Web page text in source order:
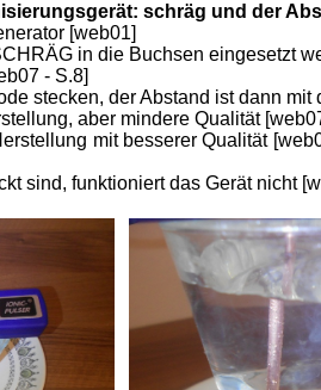
schräg und der
[web01]
in die Buchsen eingesetzt
- S.8]
stecken, der Abstand ist dann
aber mindere Qualität
mit besserer Qualität
sind, funktioniert das Gerät nicht